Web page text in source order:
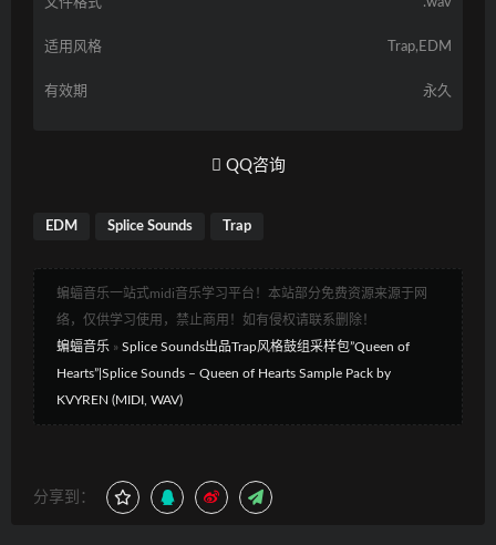
适用风格 Trap,EDM
有效期 永久
QQ咨询
EDM Splice Sounds Trap
蝙蝠音乐一站式midi音乐学习平台！本站部分免费资源来源于网
络，仅供学习使用，禁止商用！如有侵权请联系删除！
蝙蝠音乐 » Splice Sounds出品Trap风格鼓组采样包”Queen of
Hearts”|Splice Sounds – Queen of Hearts Sample Pack by
KVYREN (MIDI, WAV)
分享到：